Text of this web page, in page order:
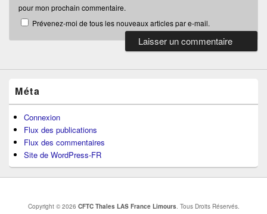
pour mon prochain commentaire.
Prévenez-moi de tous les nouveaux articles par e-mail.
Méta
Connexion
Flux des publications
Flux des commentaires
Site de WordPress-FR
Copyright © 2026 CFTC Thales LAS France Limours. Tous Droits Réservés.